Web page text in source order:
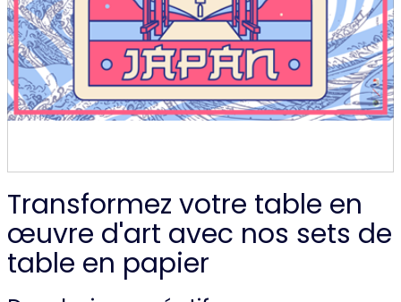
Transformez votre table en
œuvre d'art avec nos sets de
table en papier